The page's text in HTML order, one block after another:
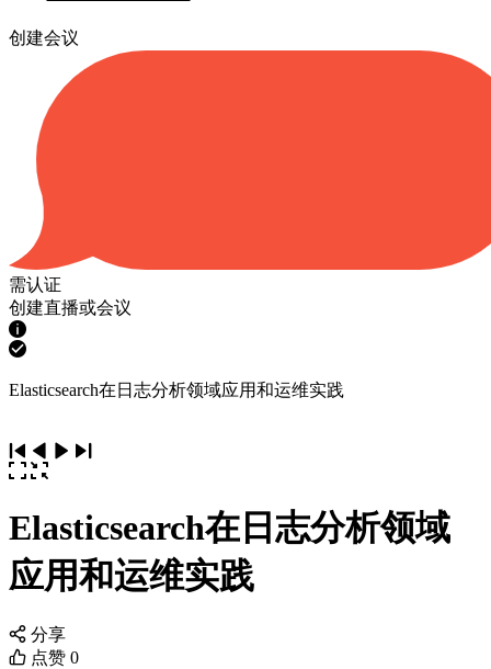
创建会议
需认证
创建直播或会议
Elasticsearch在日志分析领域应用和运维实践
Elasticsearch在日志分析领域
应用和运维实践
分享
点赞 0